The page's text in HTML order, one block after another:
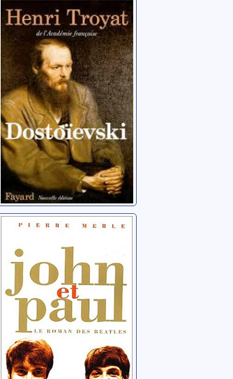
Dostoïevski
Troyat, Henri
John et Paul: le
roman des
Beatles
Merle, Pierre